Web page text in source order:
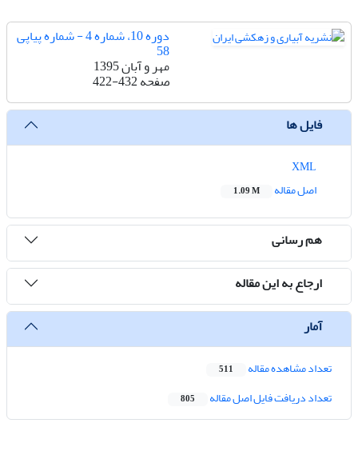
دوره 10، شماره 4 - شماره پیاپی
58
مهر و آبان 1395
صفحه422-432
فایل ها
اصل مقاله
1.09 M
هم رسانی
ارجاع به این مقاله
آمار
تعداد مشاهده مقاله 511
تعداد دریافت فایل اصل مقاله 805